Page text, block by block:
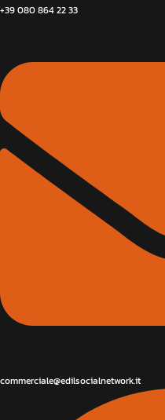
+39 080 864 22 33
commerciale@edilsocialnetwork.it